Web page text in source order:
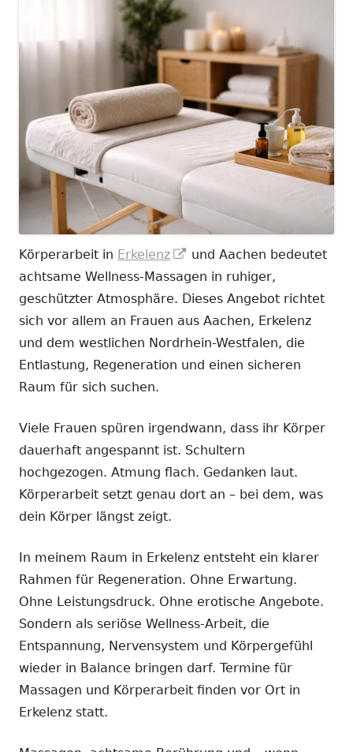
Körperarbeit in Erkelenz
In
neuem
Fenster
öffnen
und Aachen bedeutet
achtsame Wellness-Massagen in ruhiger,
geschützter Atmosphäre. Dieses Angebot richtet
sich vor allem an Frauen aus Aachen, Erkelenz
und dem westlichen Nordrhein-Westfalen, die
Entlastung, Regeneration und einen sicheren
Raum für sich suchen.
Viele Frauen spüren irgendwann, dass ihr Körper
dauerhaft angespannt ist. Schultern
hochgezogen. Atmung flach. Gedanken laut.
Körperarbeit setzt genau dort an – bei dem, was
dein Körper längst zeigt.
In meinem Raum in Erkelenz entsteht ein klarer
Rahmen für Regeneration. Ohne Erwartung.
Ohne Leistungsdruck. Ohne erotische Angebote.
Sondern als seriöse Wellness-Arbeit, die
Entspannung, Nervensystem und Körpergefühl
wieder in Balance bringen darf. Termine für
Massagen und Körperarbeit finden vor Ort in
Erkelenz statt.